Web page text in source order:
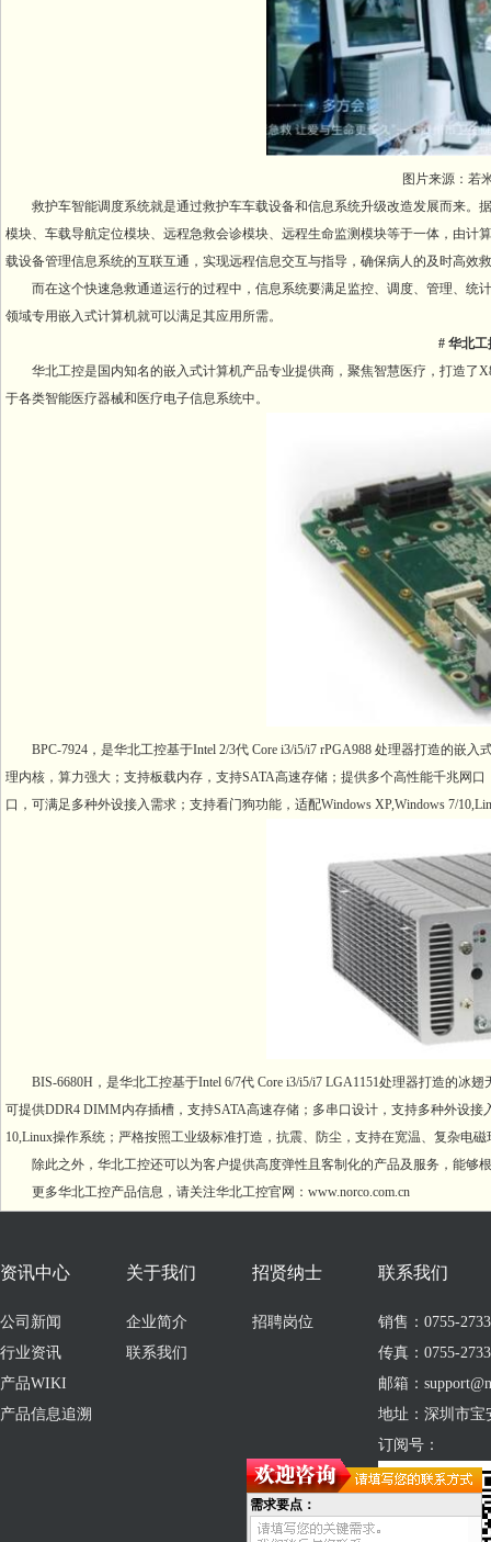
图片来源：若
救护车智能调度系统就是通过救护车车载设备和信息系统升级改造发展而来
模块、车载导航定位模块、远程急救会诊模块、远程生命监测模块等于一体，由
载设备管理信息系统的互联互通，实现远程信息交互与指导，确保病人的及时高效
而在这个快速急救通道运行的过程中，信息系统要满足监控、调度、管理、
领域专用嵌入式计算机就可以满足其应用所需。
# 华北
华北工控是国内知名的嵌入式计算机产品专业提供商，聚焦智慧医疗，打造
于各类智能医疗器械和医疗电子信息系统中。
BPC-7924，是华北工控基于Intel 2/3代 Core i3/i5/i7 rPGA988 处理器打造的
理内核，算力强大；支持板载内存，支持SATA高速存储；提供多个高性能千兆网
口，可满足多种外设接入需求；支持看门狗功能，适配Windows XP,Windows 7/
BIS-6680H，是华北工控基于Intel 6/7代 Core i3/i5/i7 LGA1151处理器打造的
可提供DDR4 DIMM内存插槽，支持SATA高速存储；多串口设计，支持多种外设
10,Linux操作系统；严格按照工业级标准打造，抗震、防尘，支持在宽温、复杂电
除此之外，华北工控还可以为客户提供高度弹性且客制化的产品及服务，能
更多华北工控产品信息，请关注华北工控官网：www.norco.com.cn
资讯中心
公司新闻
行业资讯
产品WIKI
产品信息追溯
关于我们
企业简介
联系我们
招贤纳士
招聘岗位
联系我们
销售：0755-
传真：0755-
邮箱：
地址：深圳市宝
订阅号：